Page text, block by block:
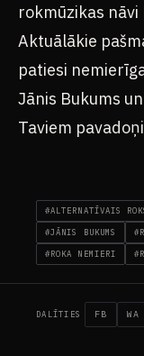
rokmūzikas nāvi
Aktuālākie
patiesi
Jānis Bukums
Taviem
#ALTERNATĪVAIS
#JĀNIS BUKUMS
#ROKA NEMIERI
DALĪTIES FB WA